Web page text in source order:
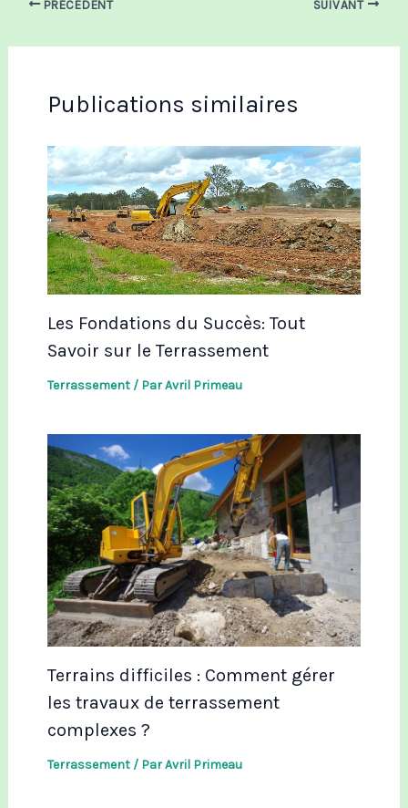
PRÉCÉDENT SUIVANT
Publications similaires
Les Fondations du Succès: Tout
Savoir sur le Terrassement
Terrassement/ ParAvril Primeau
Terrains difficiles : Comment gérer
les travaux de terrassement
complexes ?
Terrassement/ ParAvril Primeau